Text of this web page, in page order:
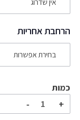
הרחבת אחריות
כמות
+
של
-